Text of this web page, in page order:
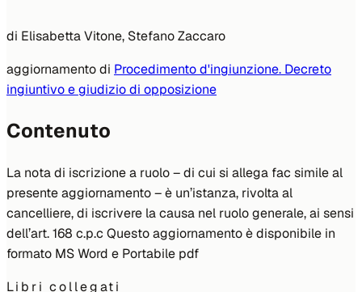
di Elisabetta Vitone, Stefano Zaccaro
aggiornamento di Procedimento d'ingiunzione. Decreto
ingiuntivo e giudizio di opposizione
Contenuto
La nota di iscrizione a ruolo – di cui si allega fac simile al
presente aggiornamento – è un’istanza, rivolta al
cancelliere, di iscrivere la causa nel ruolo generale, ai sensi
dell’art. 168 c.p.c Questo aggiornamento è disponibile in
formato MS Word e Portabile pdf
Libri collegati